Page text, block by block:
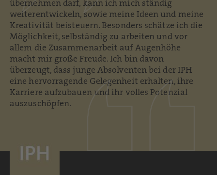
übernehmen darf, kann ich mich ständig
weiterentwickeln, sowie meine Ideen und meine
Kreativität beisteuern. Besonders schätze ich die
Möglichkeit, selbständig zu arbeiten und vor
allem die Zusammenarbeit auf Augenhöhe
macht mir große Freude. Ich bin davon
überzeugt, dass junge Absolventen bei der IPH
eine hervorragende Gelegenheit erhalten, ihre
Karriere aufzubauen und ihr volles Potenzial
auszuschöpfen.